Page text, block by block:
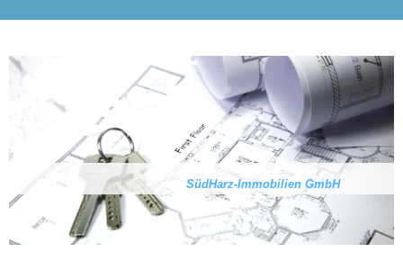
SüdHarz-Immobilien GmbH